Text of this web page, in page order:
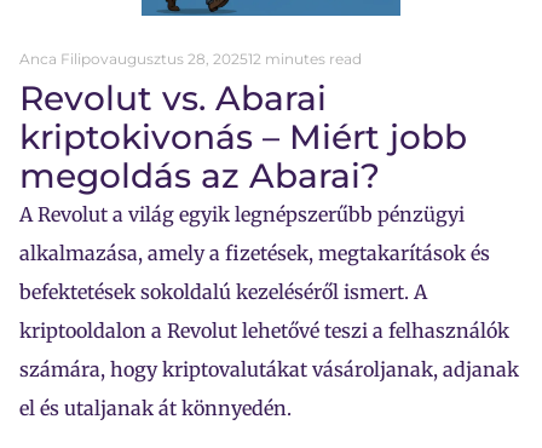
Anca Filipovaugusztus 28, 202512 minutes read
Revolut vs. Abarai
kriptokivonás – Miért jobb
megoldás az Abarai?
A Revolut a világ egyik legnépszerűbb pénzügyi
alkalmazása, amely a fizetések, megtakarítások és
befektetések sokoldalú kezeléséről ismert. A
kriptooldalon a Revolut lehetővé teszi a felhasználók
számára, hogy kriptovalutákat vásároljanak, adjanak
el és utaljanak át könnyedén.